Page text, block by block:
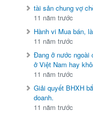
tài sản chung vợ
11 năm trước
Hành vi Mua bán,
11 năm trước
Đang ở nước ngoài
ở Việt Nam hay
11 năm trước
Giải quyết BHXH
doanh.
11 năm trước